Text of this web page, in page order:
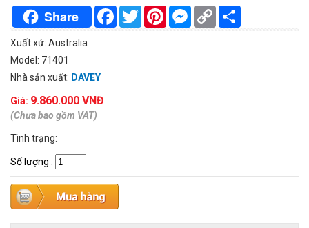
Share FacebookTwitterPinterestMessenger
Copy
Link
Xuất xứ: Australia
Model: 71401
Nhà sản xuất: DAVEY
Giá: 9.860.000 VNĐ
(Chưa bao gồm VAT)
Tình trạng:
Số lượng :